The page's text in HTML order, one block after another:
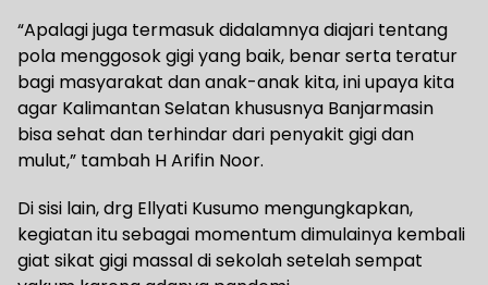
“Apalagi juga termasuk didalamnya diajari tentang
pola menggosok gigi yang baik, benar serta teratur
bagi masyarakat dan anak-anak kita, ini upaya kita
agar Kalimantan Selatan khususnya Banjarmasin
bisa sehat dan terhindar dari penyakit gigi dan
mulut,” tambah H Arifin Noor.
Di sisi lain, drg Ellyati Kusumo mengungkapkan,
kegiatan itu sebagai momentum dimulainya kembali
giat sikat gigi massal di sekolah setelah sempat